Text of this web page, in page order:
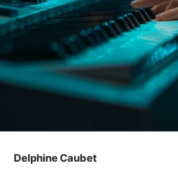
Delphine Caubet